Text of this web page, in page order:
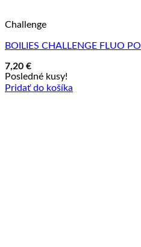
Challenge
BOILIES CHALLENGE FLUO
7,20 €
Posledné kusy!
Pridať do košíka